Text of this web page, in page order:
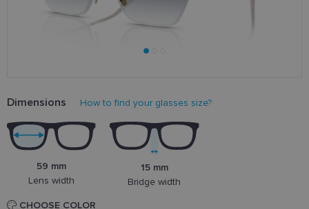
Dimensions How to find your glasses size?
59 mm
Lens width
15 mm
Bridge width
CHOOSE COLOR